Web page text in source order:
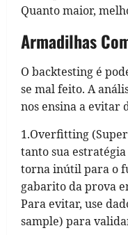
Quanto maior,
Armadilhas
O backtesting é
se mal feito. A
nos ensina a evitar
1.Overfitting
tanto sua estratégia
torna inútil para o
gabarito da prova
Para evitar, use
sample) para